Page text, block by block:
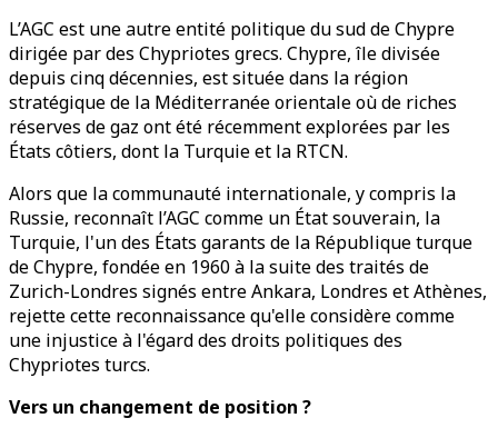
L’AGC est une autre entité politique du sud de Chypre
dirigée par des Chypriotes grecs. Chypre, île divisée
depuis cinq décennies, est située dans la région
stratégique de la Méditerranée orientale où de riches
réserves de gaz ont été récemment explorées par les
États côtiers, dont la Turquie et la RTCN.
Alors que la communauté internationale, y compris la
Russie, reconnaît l’AGC comme un État souverain, la
Turquie, l'un des États garants de la République turque
de Chypre, fondée en 1960 à la suite des traités de
Zurich-Londres signés entre Ankara, Londres et Athènes,
rejette cette reconnaissance qu'elle considère comme
une injustice à l'égard des droits politiques des
Chypriotes turcs.
Vers un changement de position ?